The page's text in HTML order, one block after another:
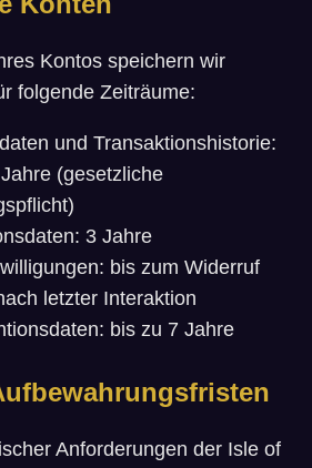
Kontos speichern wir
folgende Zeiträume:
und Transaktionshistorie:
(gesetzliche
3 Jahre
bis zum Widerruf
letzter Interaktion
bis zu 7 Jahre
Anforderungen der Isle of